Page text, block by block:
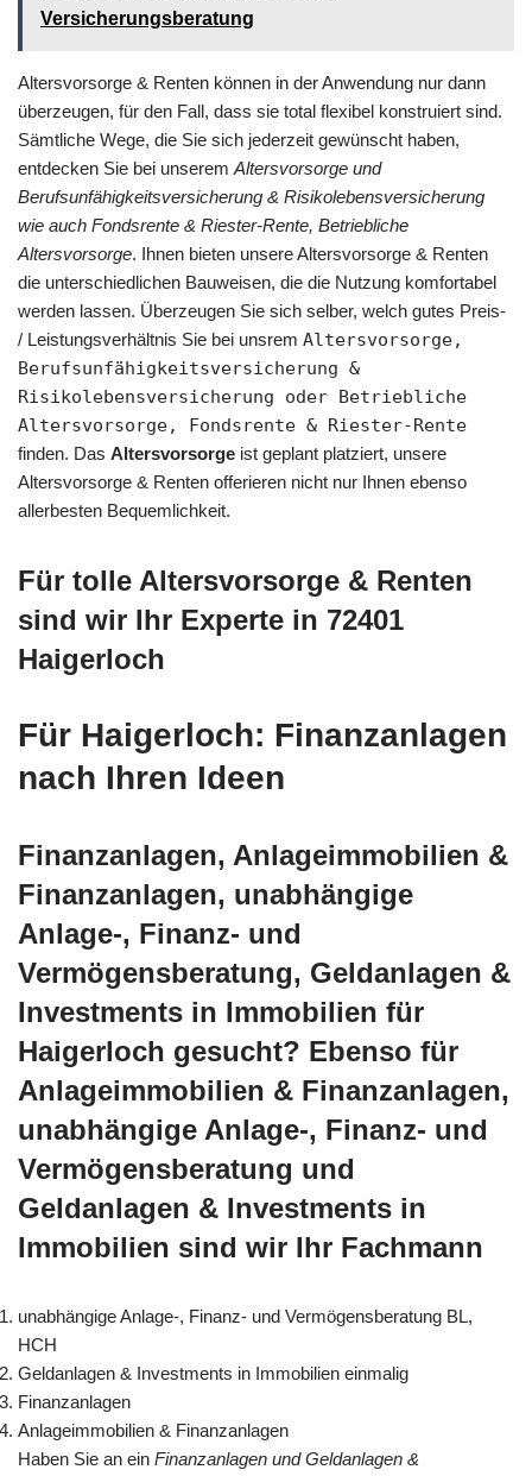
Versicherungsberatung
Altersvorsorge & Renten können in der Anwendung nur dann
überzeugen, für den Fall, dass sie total flexibel konstruiert sind.
Sämtliche Wege, die Sie sich jederzeit gewünscht haben,
entdecken Sie bei unserem Altersvorsorge und
Berufsunfähigkeitsversicherung & Risikolebensversicherung
wie auch Fondsrente & Riester-Rente, Betriebliche
Altersvorsorge. Ihnen bieten unsere Altersvorsorge & Renten
die unterschiedlichen Bauweisen, die die Nutzung komfortabel
werden lassen. Überzeugen Sie sich selber, welch gutes Preis-
/ Leistungsverhältnis Sie bei unsrem Altersvorsorge,
Berufsunfähigkeitsversicherung &
Risikolebensversicherung oder Betriebliche
Altersvorsorge, Fondsrente & Riester-Rente
finden. Das Altersvorsorge ist geplant platziert, unsere
Altersvorsorge & Renten offerieren nicht nur Ihnen ebenso
allerbesten Bequemlichkeit.
Für tolle Altersvorsorge & Renten
sind wir Ihr Experte in 72401
Haigerloch
Für Haigerloch: Finanzanlagen
nach Ihren Ideen
Finanzanlagen, Anlageimmobilien &
Finanzanlagen, unabhängige
Anlage-, Finanz- und
Vermögensberatung, Geldanlagen &
Investments in Immobilien für
Haigerloch gesucht? Ebenso für
Anlageimmobilien & Finanzanlagen,
unabhängige Anlage-, Finanz- und
Vermögensberatung und
Geldanlagen & Investments in
Immobilien sind wir Ihr Fachmann
unabhängige Anlage-, Finanz- und Vermögensberatung BL,
HCH
Geldanlagen & Investments in Immobilien einmalig
Finanzanlagen
Anlageimmobilien & Finanzanlagen
Haben Sie an ein Finanzanlagen und Geldanlagen &